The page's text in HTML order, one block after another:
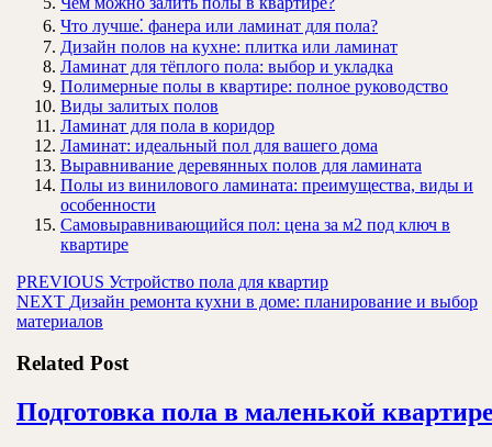
Что лучше⁚ фанера или ламинат для пола?
Дизайн полов на кухне: плитка или ламинат
Ламинат для тёплого пола: выбор и укладка
Полимерные полы в квартире: полное руководство
Виды залитых полов
Ламинат для пола в коридор
Ламинат: идеальный пол для вашего дома
Выравнивание деревянных полов для ламината
Полы из винилового ламината: преимущества, виды и
особенности
Самовыравнивающийся пол: цена за м2 под ключ в
квартире
Навигация
по
PREVIOUS Предыдущая
запись:
Устройство пола для квартир
NEXT Следующая
запись:
Дизайн ремонта кухни в доме: планирование и выбор
материалов
Related Post
Подготовка пола в маленькой